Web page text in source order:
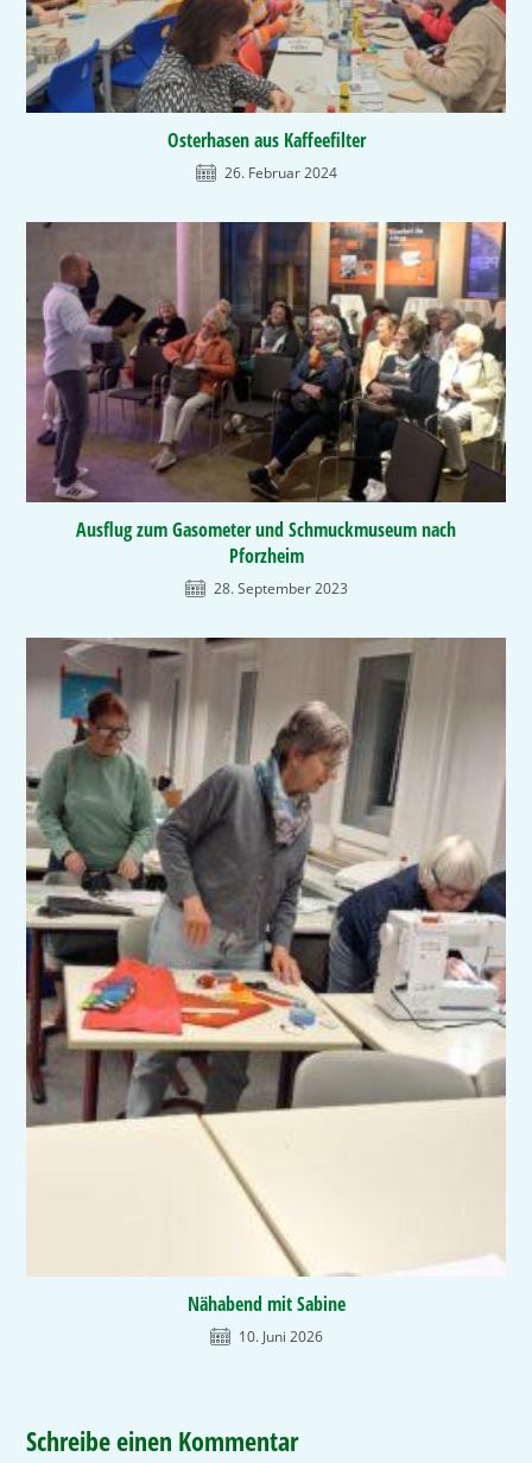
Osterhasen aus Kaffeefilter
26. Februar 2024
Ausflug zum Gasometer und Schmuckmuseum nach
Pforzheim
28. September 2023
Nähabend mit Sabine
10. Juni 2026
Schreibe einen Kommentar